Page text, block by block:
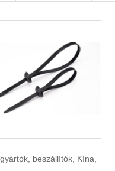
beszállítók, Kína,